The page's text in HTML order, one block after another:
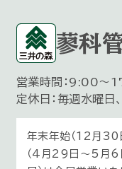
蓼科
営業時間：9:00～
定休日：毎週水曜日
年末年始（12月30
（4月29日～5月6